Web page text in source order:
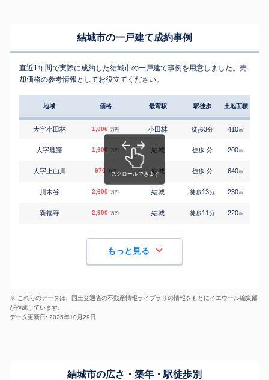
結城市の一戸建て成約事例
直近1年間で実際に成約した結城市の一戸建て事例を用意しました。売
却価格の参考情報としてお役立てください。
地域 価格 最寄駅 駅徒歩 土地面積
大字小田林 1,000 万円 小田林 徒歩3分 410㎡
大字鹿窪 1,600 万円 結城 徒歩-分 200㎡
大字上山川 970 万円 結城 徒歩-分 640㎡
川木谷 2,600 万円 結城 徒歩13分 230㎡
新福寺 2,900 万円 結城 徒歩11分 220㎡
もっと見る
※ これらのデータは、国土交通省の不動産情報ライブラリの情報をもとにイエウール編集部
が作成しています。
データ更新日: 2025年10月29日
結城市の広さ・築年・駅徒歩別